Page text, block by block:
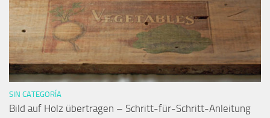
SIN CATEGORÍA
Bild auf Holz übertragen – Schritt-für-Schritt-Anleitung